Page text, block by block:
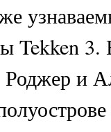
Tekken 3.
Роджер и